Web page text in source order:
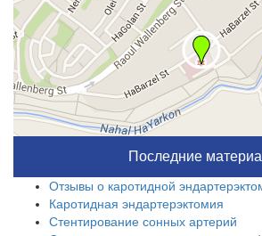
Последние
Отзывы о каротидной
Каротидная эндартерэктомия
Стентирование сонных артерий